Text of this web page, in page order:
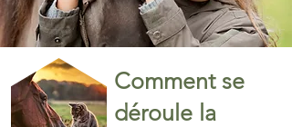
Comment se
déroule la